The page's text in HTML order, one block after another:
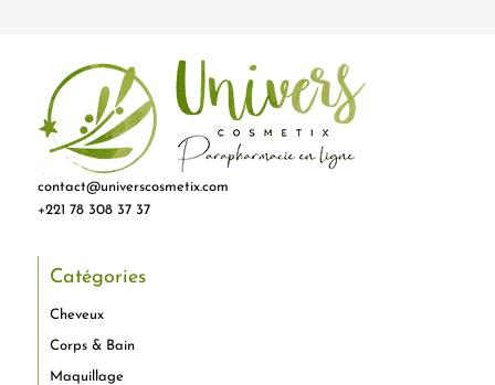
contact@universcosmetix.com
+221 78 308 37 37
Catégories
Cheveux
Corps & Bain
Maquillage